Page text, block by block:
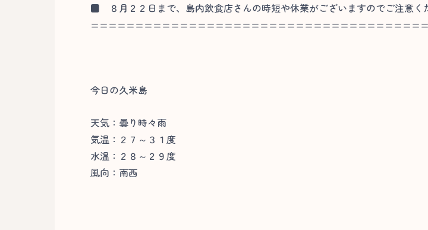
■ ８月２２日まで、島内飲食店さんの時短や休業がございますのでご注意く
今日の久米島
天気：曇り時々雨
気温：２７～３１度
水温：２８～２９度
風向：南西